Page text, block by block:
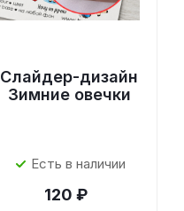
Слайдер-дизайн
Зимние овечки
Есть в наличии
120 ₽